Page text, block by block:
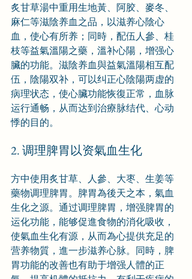
炙甘草湯中重用生地黃、阿胶、麥冬、
麻仁等滋陰养血之品，以滋养心陰心
血，使心有所养；同時，配伍人參、桂
枝等益氣溫陽之藥，溫补心陽，增强心
臟的功能。滋陰养血與益氣溫陽相互配
伍，陰陽双补，可以纠正心陰陽两虚的
病理状态，使心臟功能恢復正常，血脉
运行通畅，从而达到治療脉结代、心动
悸的目的。
2. 调理脾胃以资氣血生化
方中使用炙甘草、人參、大枣、生姜等
藥物调理脾胃。脾胃為後天之本，氣血
生化之源。通过调理脾胃，增强脾胃的
运化功能，能够促進食物的消化吸收，
使氣血生化有源，从而為心提供充足的
营养物質，進一步滋养心脉。同時，脾
胃功能的改善也有助于增强人體的正